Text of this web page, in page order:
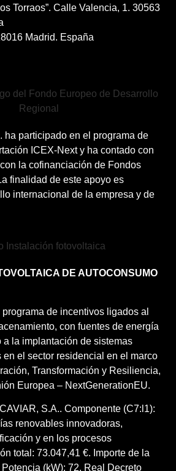
Torraos”. Calle Valencia, 1. 30563
Madrid. España
ha participado en el programa de
ICEX-Next y ha contado con
la cofinanciación de Fondos
finalidad de este apoyo es
internacional de la empresa y de
DE AUTOCONSUMO
de incentivos ligados al
con fuentes de energía
a la implantación de sistemas
en el sector residencial en el marco
Transformación y Resiliencia,
Europea – NextGenerationEU.
S.A.. Componente (C7:l1):
renovables innovadoras,
y en los procesos
total: 73.047,41 €. Importe de la
(kW): 72. Real Decreto